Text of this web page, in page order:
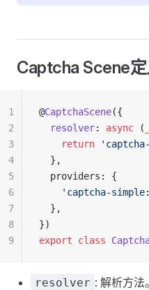
Captcha Scene
@CaptchaScene({
  resolver
: async (
    return
  },
  providers: {
'captcha-
  },
})
export class
1
2
3
4
5
6
7
8
9
resolver : 解析方